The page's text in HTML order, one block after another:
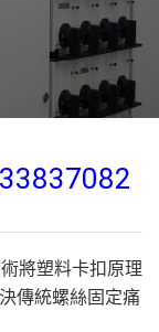
為您
將塑料卡扣原理
傳統螺絲固定痛